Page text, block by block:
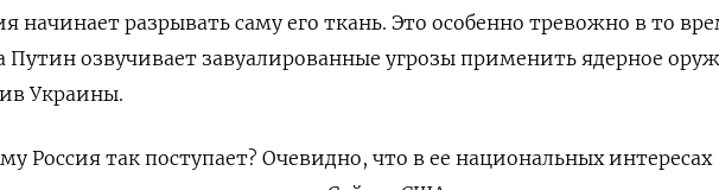
начинает разрывать саму его ткань. Это особенно тревожно в то
Путин озвучивает завуалированные угрозы применить ядерное
Украины.
Россия так поступает? Очевидно, что в ее национальных интересах